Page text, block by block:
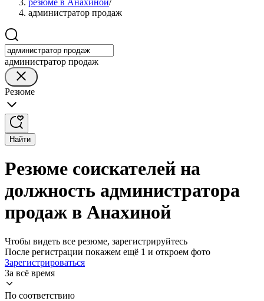
резюме в Анахиной/
администратор продаж
администратор продаж
Резюме
Найти
Резюме соискателей на
должность администратора
продаж в Анахиной
Чтобы видеть все резюме, зарегистрируйтесь
После регистрации покажем ещё 1 и откроем фото
Зарегистрироваться
За всё время
По соответствию